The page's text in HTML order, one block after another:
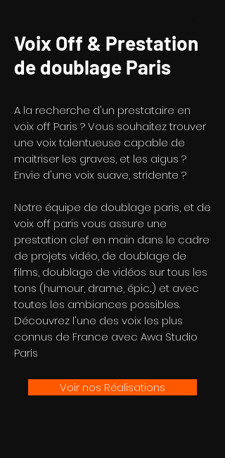
Voix Off & Prestation
de doublage Paris
A la recherche d'un prestataire en
voix off Paris ? Vous souhaitez trouver
une voix talentueuse capable de
maitriser les graves, et les aigus ?
Envie d'une voix suave, stridente ?
Notre équipe de doublage paris, et de
voix off paris vous assure une
prestation clef en main dans le cadre
de projets vidéo, de doublage de
films, doublage de vidéos sur tous les
tons (humour, drame, épic...) et avec
toutes les ambiances possibles.
Découvrez l'une des voix les plus
connus de France avec Awa Studio
Paris
Voir nos Réalisations